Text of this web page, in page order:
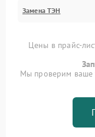
Замена ТЭН
Цены в прайс-
Мы проверим ваше